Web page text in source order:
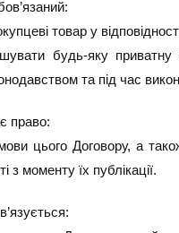
товар у
будь-яку
та під час
право:
цього Договору, а
з моменту їх публікації.